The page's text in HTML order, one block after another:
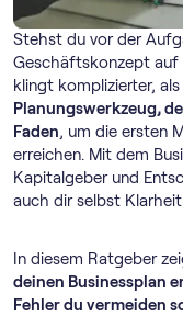
Stehst du vor der
Geschäftskonzept auf
klingt komplizierter, als
Planungswerkzeug,
Faden, um die ersten
erreichen. Mit dem
Kapitalgeber und
auch dir selbst
In diesem Ratgeber
deinen Businessplan
Fehler du vermeiden